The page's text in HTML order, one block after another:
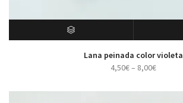
Lana peinada color violeta
4,50€– 8,00€